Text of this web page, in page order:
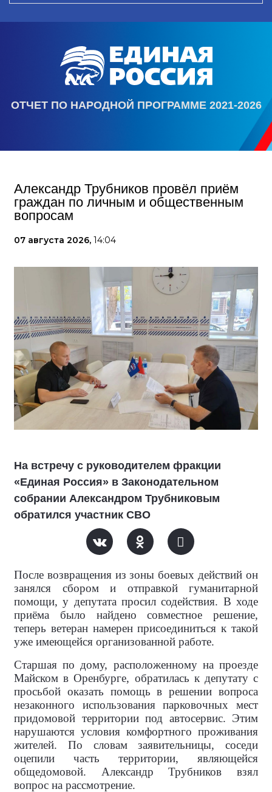
ОТЧЕТ ПО НАРОДНОЙ ПРОГРАММЕ 2021-2026
Александр Трубников провёл приём
граждан по личным и общественным
вопросам
07 августа 2026, 14:04
На встречу с руководителем фракции
«Единая Россия» в Законодательном
собрании Александром Трубниковым
обратился участник СВО
После возвращения из зоны боевых действий он
занялся сбором и отправкой гуманитарной
помощи, у депутата просил содействия. В ходе
приёма было найдено совместное решение,
теперь ветеран намерен присоединиться к такой
уже имеющейся организованной работе.
Старшая по дому, расположенному на проезде
Майском в Оренбурге, обратилась к депутату с
просьбой оказать помощь в решении вопроса
незаконного использования парковочных мест
придомовой территории под автосервис. Этим
нарушаются условия комфортного проживания
жителей. По словам заявительницы, соседи
оцепили часть территории, являющейся
общедомовой. Александр Трубников взял
вопрос на рассмотрение.